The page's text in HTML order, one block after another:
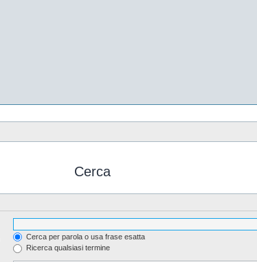
Cerca
Cerca per parola o usa frase esatta
Ricerca qualsiasi termine